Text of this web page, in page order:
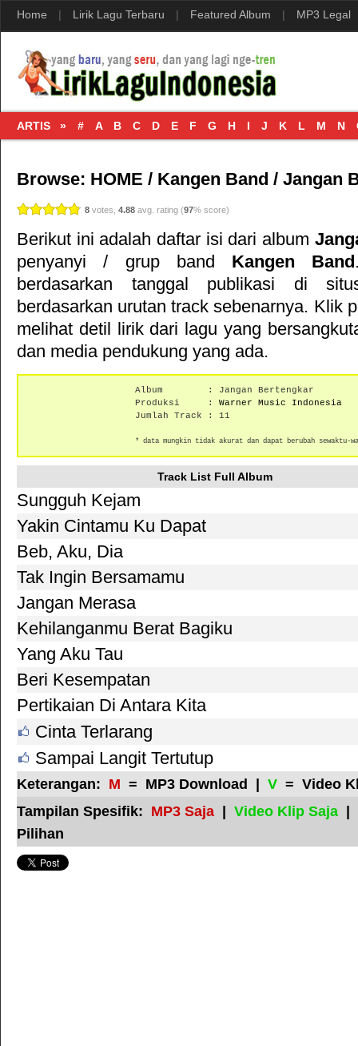
Home | Lirik Lagu Terbaru | Featured Album | MP3 Legal
ARTIS » # A B C D E F G H I J K L M N
Browse: HOME / Kangen Band / Jangan
8 votes, 4.88 avg. rating (97% score)
Berikut ini adalah daftar isi dari album
penyanyi / grup band Kangen Band
berdasarkan tanggal publikasi di
berdasarkan urutan track sebenarnya. Klik
melihat detil lirik dari lagu yang
dan media pendukung yang ada.
Album : Jangan Bertengkar
Produksi : Warner Music Indonesia
Jumlah Track : 11
* data mungkin tidak akurat dan dapat berubah sewaktu-
Track List Full Album
Sungguh Kejam
Yakin Cintamu Ku Dapat
Beb, Aku, Dia
Tak Ingin Bersamamu
Jangan Merasa
Kehilanganmu Berat Bagiku
Yang Aku Tau
Beri Kesempatan
Pertikaian Di Antara Kita
Cinta Terlarang
Sampai Langit Tertutup
Keterangan: M = MP3 Download | V = Video
Tampilan Spesifik: MP3 Saja Video Klip Saja
Pilihan